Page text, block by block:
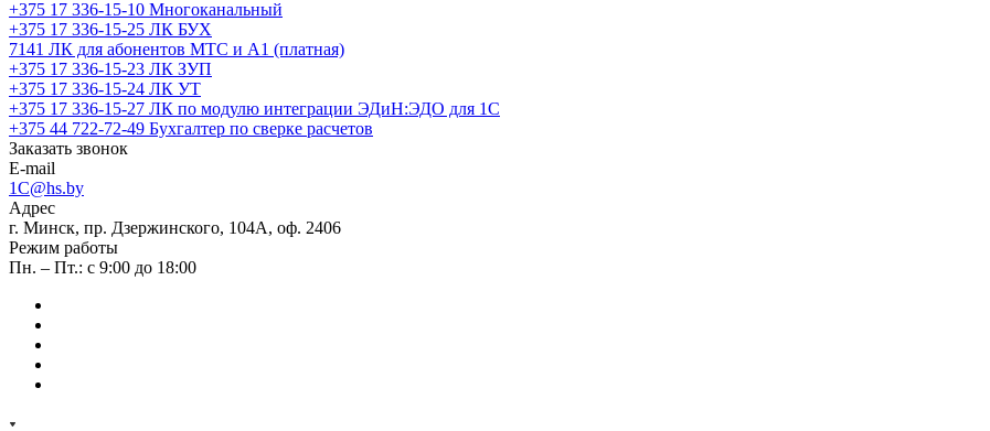
+375 17 336-15-10 Многоканальный
+375 17 336-15-25 ЛК БУХ
7141 ЛК для абонентов МТС и А1 (платная)
+375 17 336-15-23 ЛК ЗУП
+375 17 336-15-24 ЛК УТ
+375 17 336-15-27 ЛК по модулю интеграции ЭДиН:ЭДО для 1С
+375 44 722-72-49 Бухгалтер по сверке расчетов
Заказать звонок
E-mail
1C@hs.by
Адрес
г. Минск, пр. Дзержинского, 104А, оф. 2406
Режим работы
Пн. – Пт.: с 9:00 до 18:00